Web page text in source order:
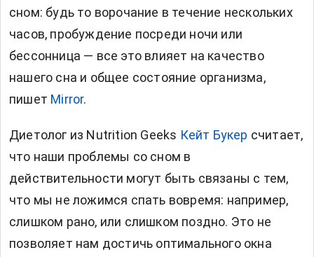
сном: будь то ворочание в течение нескольких
часов, пробуждение посреди ночи или
бессонница — все это влияет на качество
нашего сна и общее состояние организма,
пишет Mirror.
Диетолог из Nutrition Geeks Кейт Букер считает,
что наши проблемы со сном в
действительности могут быть связаны с тем,
что мы не ложимся спать вовремя: например,
слишком рано, или слишком поздно. Это не
позволяет нам достичь оптимального окна